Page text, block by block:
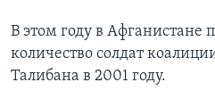
В этом году в Афганистане
количество солдат
Талибана в 2001 году.